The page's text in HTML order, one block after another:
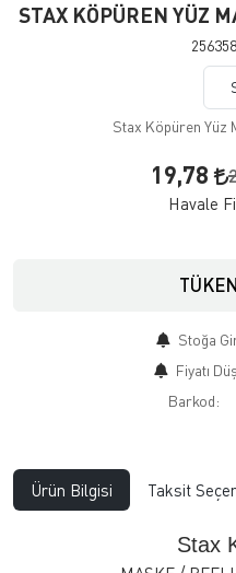
STAX KÖPÜREN YÜZ
Stax Köpüren Yüz
19,78
Havale
Stoğa
Fiyatı
Barkod:
Ürün Bilgisi Taksit
Stax